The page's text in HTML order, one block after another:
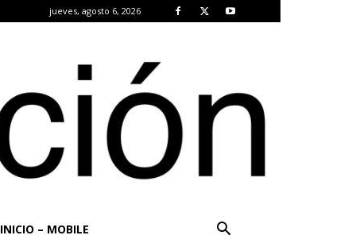
jueves, agosto 6, 2026
INICIO – MOBILE